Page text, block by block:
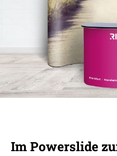
Im Powerslide